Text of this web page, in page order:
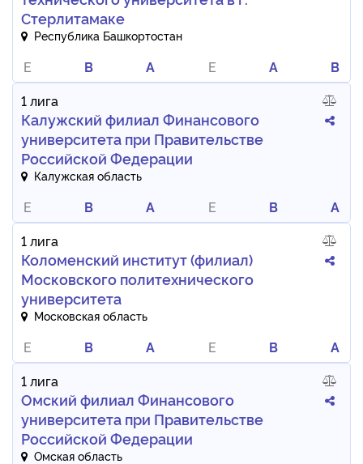
Стерлитамаке
Республика Башкортостан
E B A E A
B
1 лига
Калужский филиал Финансового
университета при Правительстве
Российской Федерации
Калужская область
E B A E B
A
1 лига
Коломенский институт (филиал)
Московского политехнического
университета
Московская область
E B A E B
A
1 лига
Омский филиал Финансового
университета при Правительстве
Российской Федерации
Омская область